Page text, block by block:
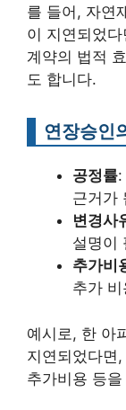
를 들어, 자연
이 지연되었
계약의 법적
도 합니다.
연장승인
공정률:
근거가
변경사
설명이
추가비
추가
예시로, 한 아
지연되었다면
추가비용 등